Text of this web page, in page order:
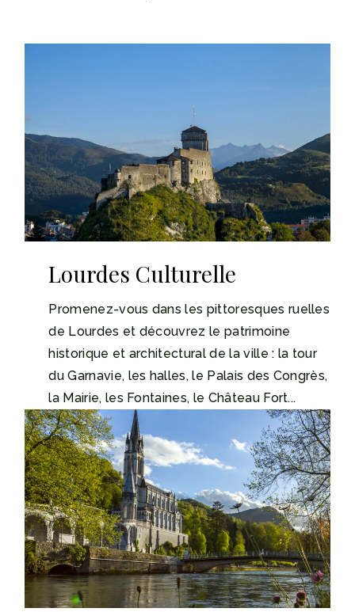
Lourdes Culturelle
Promenez-vous dans les pittoresques ruelles
de Lourdes et découvrez le patrimoine
historique et architectural de la ville : la tour
du Garnavie, les halles, le Palais des Congrès,
la Mairie, les Fontaines, le Château Fort...